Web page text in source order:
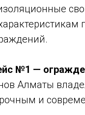
№1 —
Алматы
и